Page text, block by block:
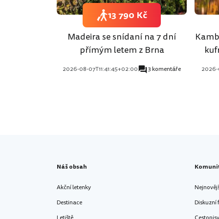
Madeira se snídaní na 7 dní
přímým letem z Brna
2026-08-07T11:41:45+02:00 3 komentáře
13 790 Kč
Náš obsah
Akční letenky
Destinace
Diskuzní